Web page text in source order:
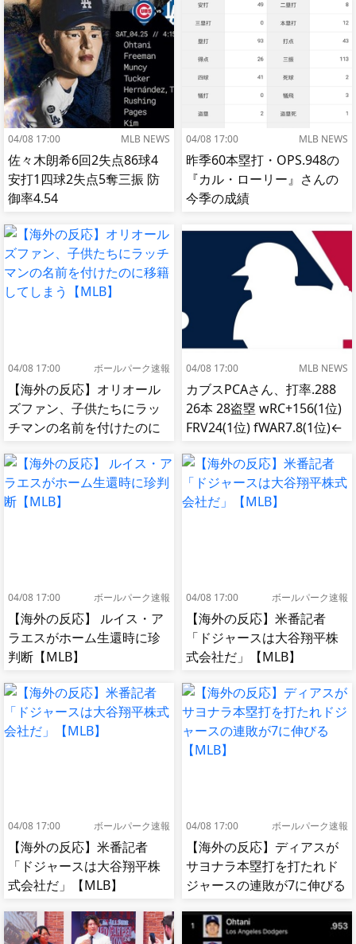
04/08 17:00 MLB NEWS
佐々木朗希6回2失点86球4
安打1四球2失点5奪三振 防
御率4.54
04/08 17:00 MLB NEWS
昨季60本塁打・OPS.948の
『カル・ローリー』さんの
今季の成績
04/08 17:00 ボールパーク速報
【海外の反応】オリオール
ズファン、子供たちにラッ
チマンの名前を付けたのに
04/08 17:00 MLB NEWS
カブスPCAさん、打率.288
26本 28盗塁 wRC+156(1位)
FRV24(1位) fWAR7.8(1位)←
04/08 17:00 ボールパーク速報
【海外の反応】 ルイス・ア
ラエスがホーム生還時に珍
判断【MLB】
04/08 17:00 ボールパーク速報
【海外の反応】米番記者
「ドジャースは大谷翔平株
式会社だ」【MLB】
04/08 17:00 ボールパーク速報
【海外の反応】米番記者
「ドジャースは大谷翔平株
式会社だ」【MLB】
04/08 17:00 ボールパーク速報
【海外の反応】ディアスが
サヨナラ本塁打を打たれド
ジャースの連敗が7に伸びる